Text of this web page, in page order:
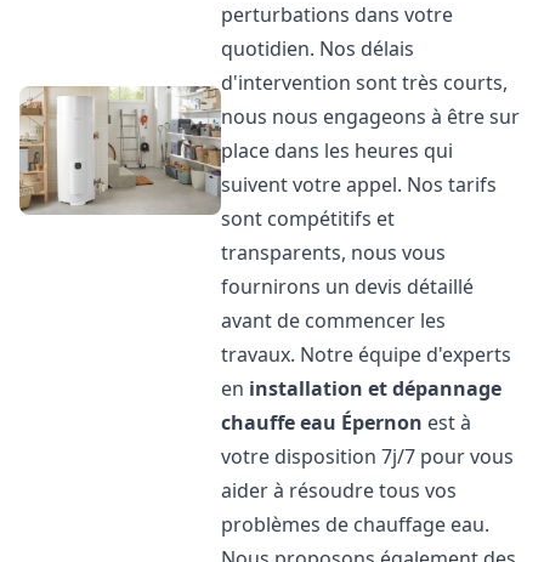
perturbations dans votre
quotidien. Nos délais
d'intervention sont très courts,
nous nous engageons à être sur
place dans les heures qui
suivent votre appel. Nos tarifs
sont compétitifs et
transparents, nous vous
fournirons un devis détaillé
avant de commencer les
travaux. Notre équipe d'experts
en installation et dépannage
chauffe eau Épernon est à
votre disposition 7j/7 pour vous
aider à résoudre tous vos
problèmes de chauffage eau.